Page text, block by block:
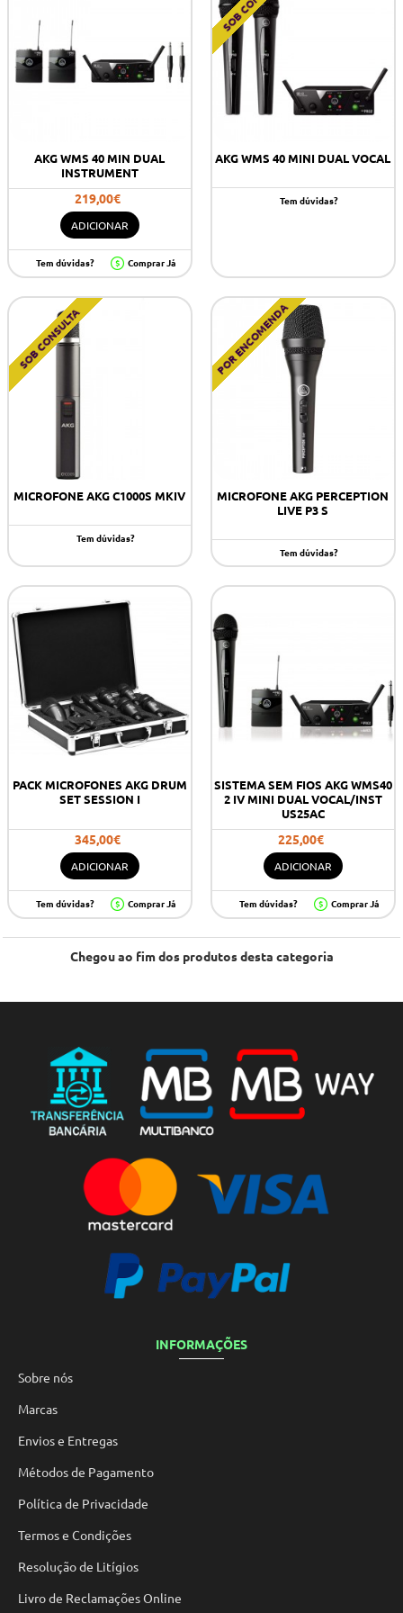
AKG WMS 40 MIN DUAL
INSTRUMENT
219,00€
ADICIONAR
Tem dúvidas? Comprar Já
AKG WMS 40 MINI DUAL VOCAL
Tem dúvidas?
SOB CONSULTA
MICROFONE AKG C1000S MKIV
Tem dúvidas?
POR ENCOMENDA
MICROFONE AKG PERCEPTION
LIVE P3 S
Tem dúvidas?
PACK MICROFONES AKG DRUM
SET SESSION I
345,00€
ADICIONAR
Tem dúvidas? Comprar Já
SISTEMA SEM FIOS AKG WMS40
2 IV MINI DUAL VOCAL/INST
US25AC
225,00€
ADICIONAR
Tem dúvidas? Comprar Já
Chegou ao fim dos produtos desta categoria
INFORMAÇÕES
Sobre nós
Marcas
Envios e Entregas
Métodos de Pagamento
Política de Privacidade
Termos e Condições
Resolução de Litígios
Livro de Reclamações Online